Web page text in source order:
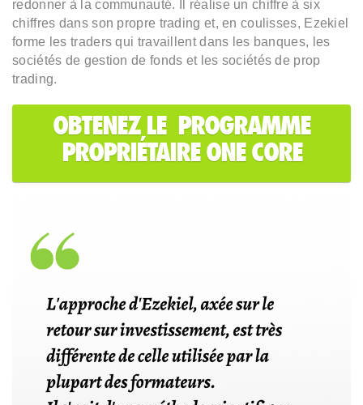
redonner à la communauté. Il réalise un chiffre à six
chiffres dans son propre trading et, en coulisses, Ezekiel
forme les traders qui travaillent dans les banques, les
sociétés de gestion de fonds et les sociétés de prop
trading.
OBTENEZ LE PROGRAMME
PROPRIÉTAIRE ONE CORE